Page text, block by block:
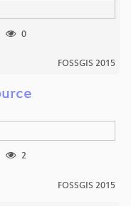
0
FOSSGIS 2015
2
FOSSGIS 2015